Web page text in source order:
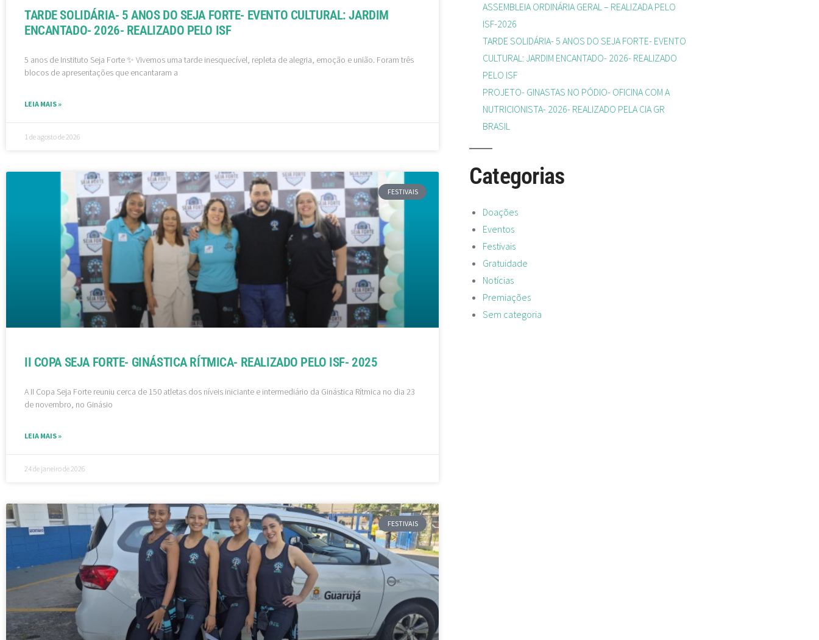
TARDE SOLIDÁRIA- 5 ANOS DO SEJA FORTE- EVENTO CULTURAL: JARDIM
ENCANTADO- 2026- REALIZADO PELO ISF
5 anos de Instituto Seja Forte ✨ Vivemos uma tarde inesquecível, repleta de alegria, emoção e união. Foram três
blocos de apresentações que encantaram a
LEIA MAIS »
1 de agosto de 2026
FESTIVAIS
II COPA SEJA FORTE- GINÁSTICA RÍTMICA- REALIZADO PELO ISF- 2025
A II Copa Seja Forte reuniu cerca de 150 atletas dos níveis iniciante e intermediário da Ginástica Rítmica no dia 23
de novembro, no Ginásio
LEIA MAIS »
24 de janeiro de 2026
FESTIVAIS
ASSEMBLEIA ORDINÁRIA GERAL – REALIZADA PELO
ISF-2026
TARDE SOLIDÁRIA- 5 ANOS DO SEJA FORTE- EVENTO
CULTURAL: JARDIM ENCANTADO- 2026- REALIZADO
PELO ISF
PROJETO- GINASTAS NO PÓDIO- OFICINA COM A
NUTRICIONISTA- 2026- REALIZADO PELA CIA GR
BRASIL
Categorias
Doações
Eventos
Festivais
Gratuidade
Notícias
Premiações
Sem categoria